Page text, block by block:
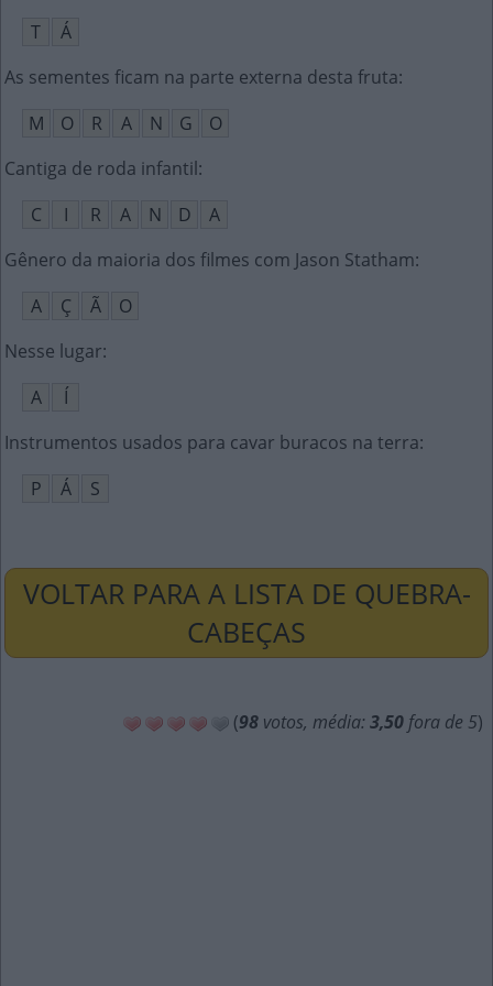
T
Á
As sementes ficam na parte externa desta fruta:
M
O R A N G
O
Cantiga de roda infantil:
C
I R A N D
A
Gênero da maioria dos filmes com Jason Statham:
A
Ç Ã
O
Nesse lugar:
A
Í
Instrumentos usados para cavar buracos na terra:
P
Á S
VOLTAR PARA A LISTA DE QUEBRA-
CABEÇAS
(98 votos, média: 3,50 fora de 5)